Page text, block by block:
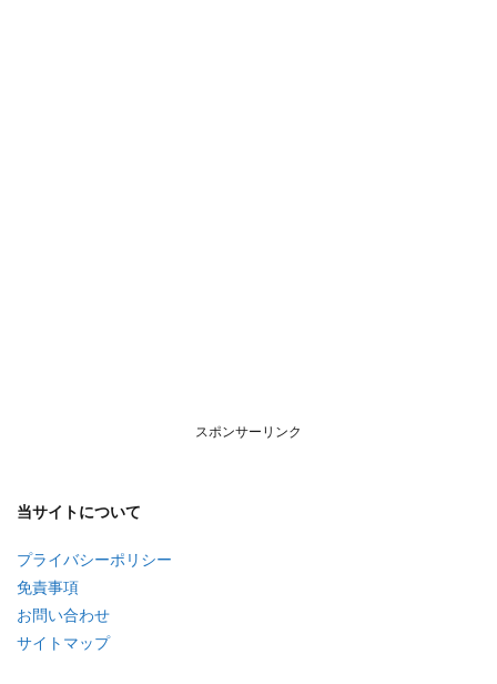
スポンサーリンク
当サイトについて
プライバシーポリシー
免責事項
お問い合わせ
サイトマップ